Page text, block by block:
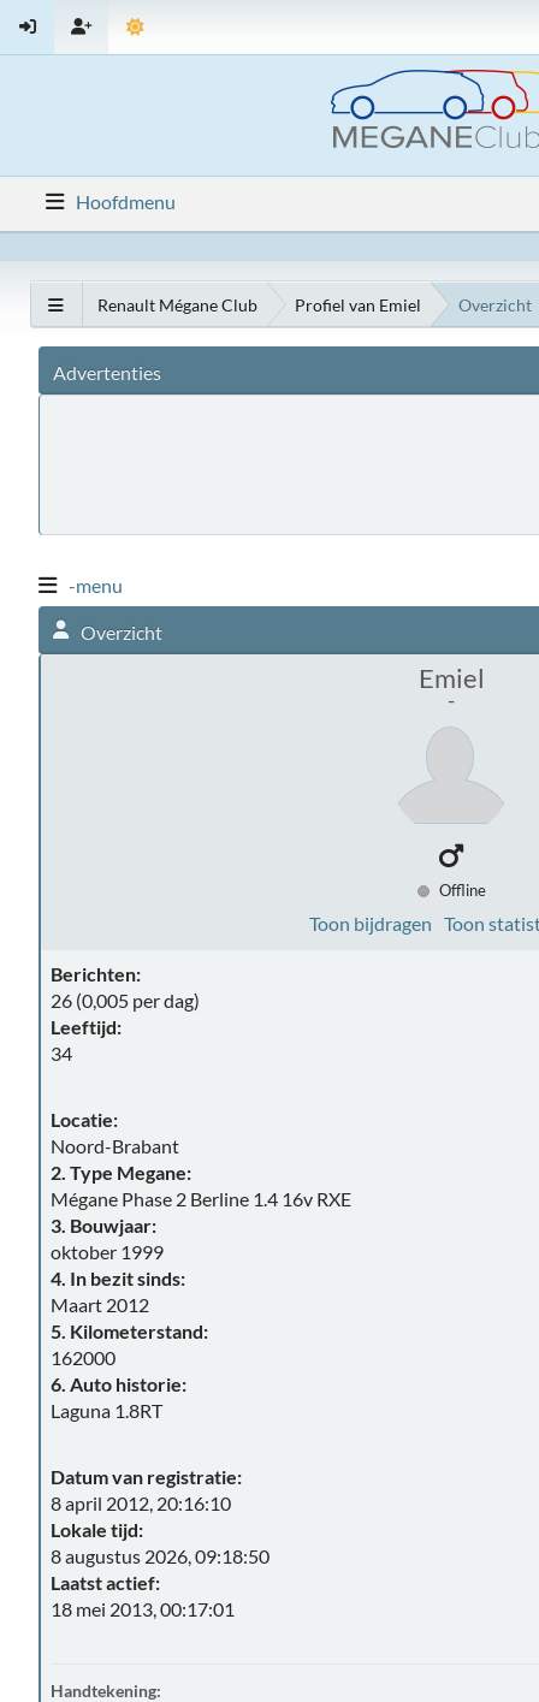
Hoofdmenu
Renault Mégane Club Profiel van Emiel Overzicht
Advertenties
-menu
Overzicht
Emiel
-
Offline
Toon bijdragen Toon
Berichten:
26 (0,005 per dag)
Leeftijd:
34
Locatie:
Noord-Brabant
2. Type Megane:
Mégane Phase 2 Berline 1.4 16v RXE
3. Bouwjaar:
oktober 1999
4. In bezit sinds:
Maart 2012
5. Kilometerstand:
162000
6. Auto historie:
Laguna 1.8RT
Datum van registratie:
8 april 2012, 20:16:10
Lokale tijd:
8 augustus 2026, 09:18:50
Laatst actief:
18 mei 2013, 00:17:01
Handtekening: